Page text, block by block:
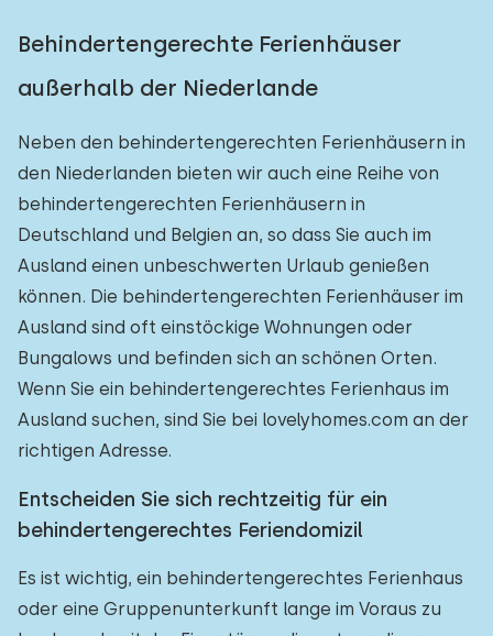
Behindertengerechte Ferienhäuser
außerhalb der Niederlande
Neben den behindertengerechten Ferienhäusern in
den Niederlanden bieten wir auch eine Reihe von
behindertengerechten Ferienhäusern in
Deutschland und Belgien an, so dass Sie auch im
Ausland einen unbeschwerten Urlaub genießen
können. Die behindertengerechten Ferienhäuser im
Ausland sind oft einstöckige Wohnungen oder
Bungalows und befinden sich an schönen Orten.
Wenn Sie ein behindertengerechtes Ferienhaus im
Ausland suchen, sind Sie bei lovelyhomes.com an der
richtigen Adresse.
Entscheiden Sie sich rechtzeitig für ein
behindertengerechtes Feriendomizil
Es ist wichtig, ein behindertengerechtes Ferienhaus
oder eine Gruppenunterkunft lange im Voraus zu